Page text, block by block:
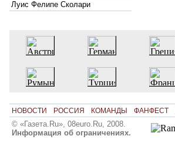
Луис Фелипе Сколари
НОВОСТИ РОССИЯ КОМАНДЫ ФАНФЕСТ
© «Газета.Ru», 08euro.Ru, 2008.
Информация об ограничениях.